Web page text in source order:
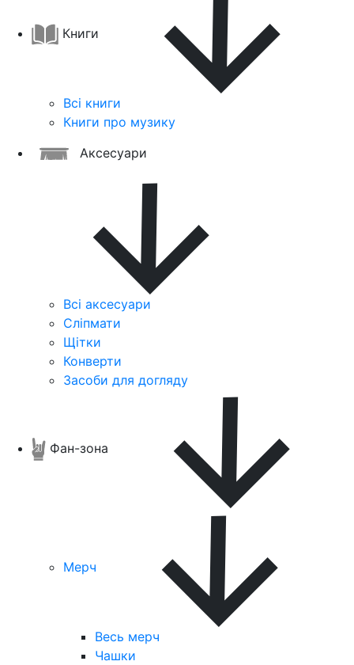
Книги
Всі книги
Книги про музику
Аксесуари
Всі аксесуари
Сліпмати
Щітки
Конверти
Засоби для догляду
Фан-зона
Мерч
Весь мерч
Чашки